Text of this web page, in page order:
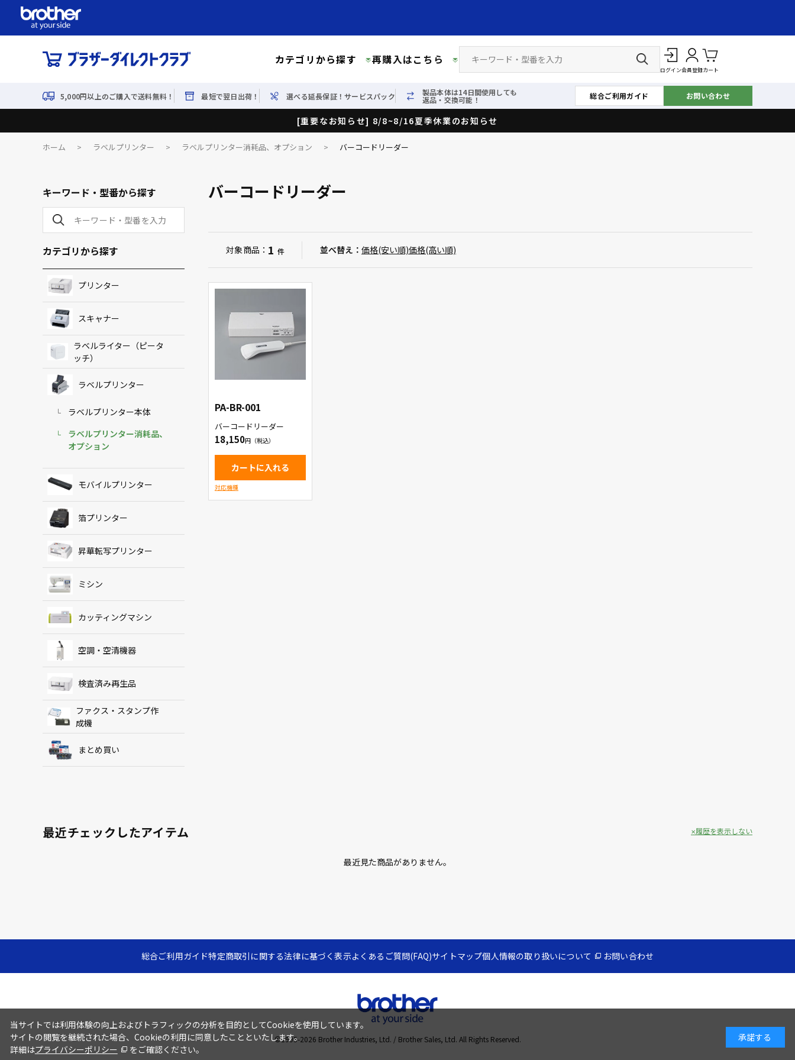
カテゴリから探す 再購入はこちら
ログイン会員登録カート
5,000円以上のご購入で送料無料！ 最短で翌日出荷！ 選べる延長保証！サービスパック 製品本体は14日間使用しても
返品・交換可能！ 総合ご利用ガイド お問い合わせ
[重要なお知らせ] 8/8~8/16夏季休業のお知らせ
ホーム > ラベルプリンター > ラベルプリンター消耗品、オプション > バーコードリーダー
キーワード・型番から探す
カテゴリから探す
プリンター
スキャナー
ラベルライター（ピータ
ッチ）
ラベルプリンター
ラベルプリンター本体
ラベルプリンター消耗品、
オプション
モバイルプリンター
箔プリンター
昇華転写プリンター
ミシン
カッティングマシン
空調・空清機器
検査済み再生品
ファクス・スタンプ作
成機
まとめ買い
バーコードリーダー
対象商品： 1 件 並べ替え： 価格(安い順)価格(高い順)
PA-BR-001
バーコードリーダー
18,150
カートに入れる
対応機種
最近チェックしたアイテム
最近見た商品がありません。
履歴を表示しない
総合ご利用ガイド特定商取引に関する法律に基づく表示よくあるご質問(FAQ)サイトマップ個人情報の取り扱いについて お問い合わせ
©1995-2026 Brother Industries, Ltd. / Brother Sales, Ltd. All Rights Reserved.
当サイトでは利用体験の向上およびトラフィックの分析を目的としてCookieを使用しています。
サイトの閲覧を継続された場合、Cookieの利用に同意したことといたします。
詳細はプライバシーポリシー をご確認ください。
承諾する